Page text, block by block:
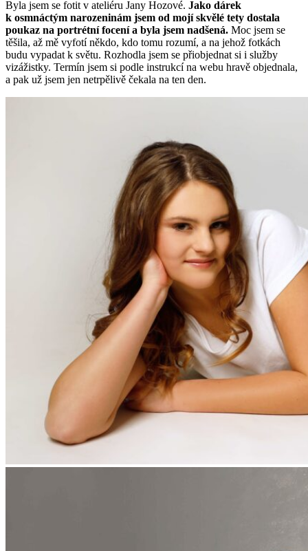
Byla jsem se fotit v ateliéru Jany Hozové. Jako dárek
k osmnáctým narozeninám jsem od mojí skvělé tety dostala
poukaz na portrétní focení a byla jsem nadšená. Moc jsem se
těšila, až mě vyfotí někdo, kdo tomu rozumí, a na jehož fotkách
budu vypadat k světu. Rozhodla jsem se přiobjednat si i služby
vizážistky. Termín jsem si podle instrukcí na webu hravě objednala,
a pak už jsem jen netrpělivě čekala na ten den.